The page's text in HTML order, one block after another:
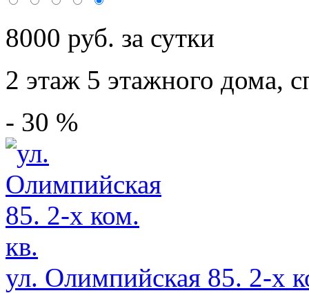
8000 руб. за сутки
2 этаж 5 этажного дома,
- 30 %
ул. Олимпийская 85. 2-х